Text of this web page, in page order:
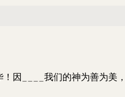
因____我们的神为善为美，